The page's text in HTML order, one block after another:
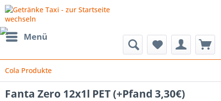
Menü
Cola Produkte
Fanta Zero 12x1l PET (+Pfand 3,30€)